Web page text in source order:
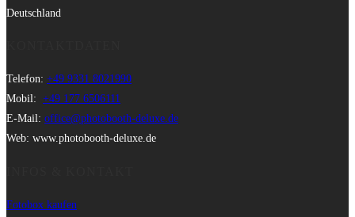
Deutschland
Telefon: +49 9331 8021990
Mobil: +49 177 6506111
E-Mail: office@photobooth-deluxe.de
Web: www.photobooth-deluxe.de
Fotobox kaufen